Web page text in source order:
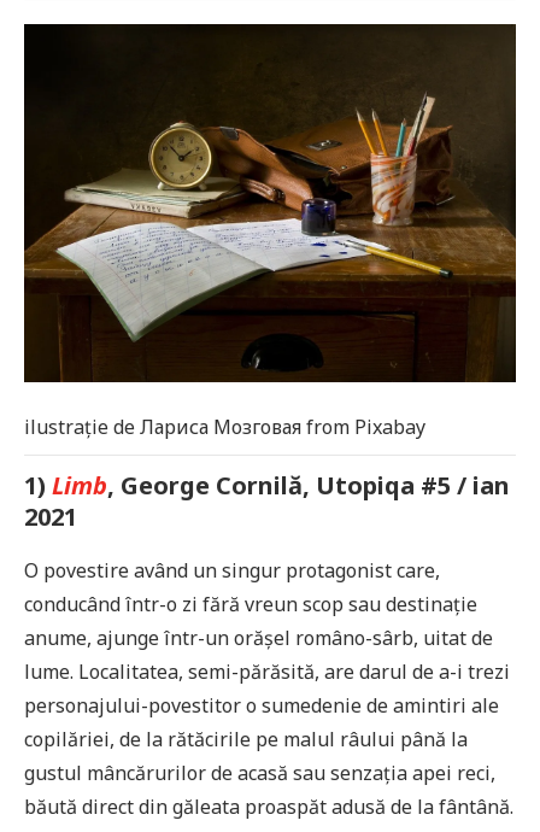
ilustrație de Лариса Мозговая from Pixabay
1) Limb, George Cornilă, Utopiqa #5 / ian
2021
O povestire având un singur protagonist care,
conducând într-o zi fără vreun scop sau destinație
anume, ajunge într-un orășel româno-sârb, uitat de
lume. Localitatea, semi-părăsită, are darul de a-i trezi
personajului-povestitor o sumedenie de amintiri ale
copilăriei, de la rătăcirile pe malul râului până la
gustul mâncărurilor de acasă sau senzația apei reci,
băută direct din găleata proaspăt adusă de la fântână.